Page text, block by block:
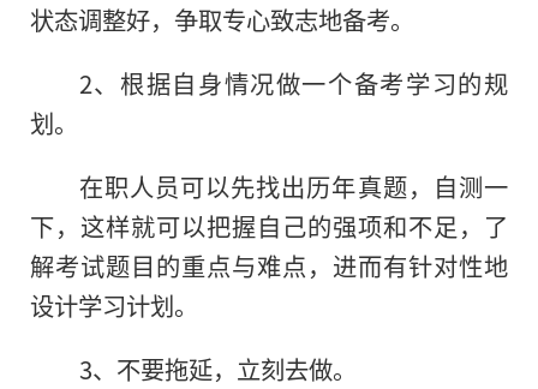
状态调整好，争取专心致志地备考。
2、根据自身情况做一个备考学习的规
划。
在职人员可以先找出历年真题，自测一
下，这样就可以把握自己的强项和不足，了
解考试题目的重点与难点，进而有针对性地
设计学习计划。
3、不要拖延，立刻去做。